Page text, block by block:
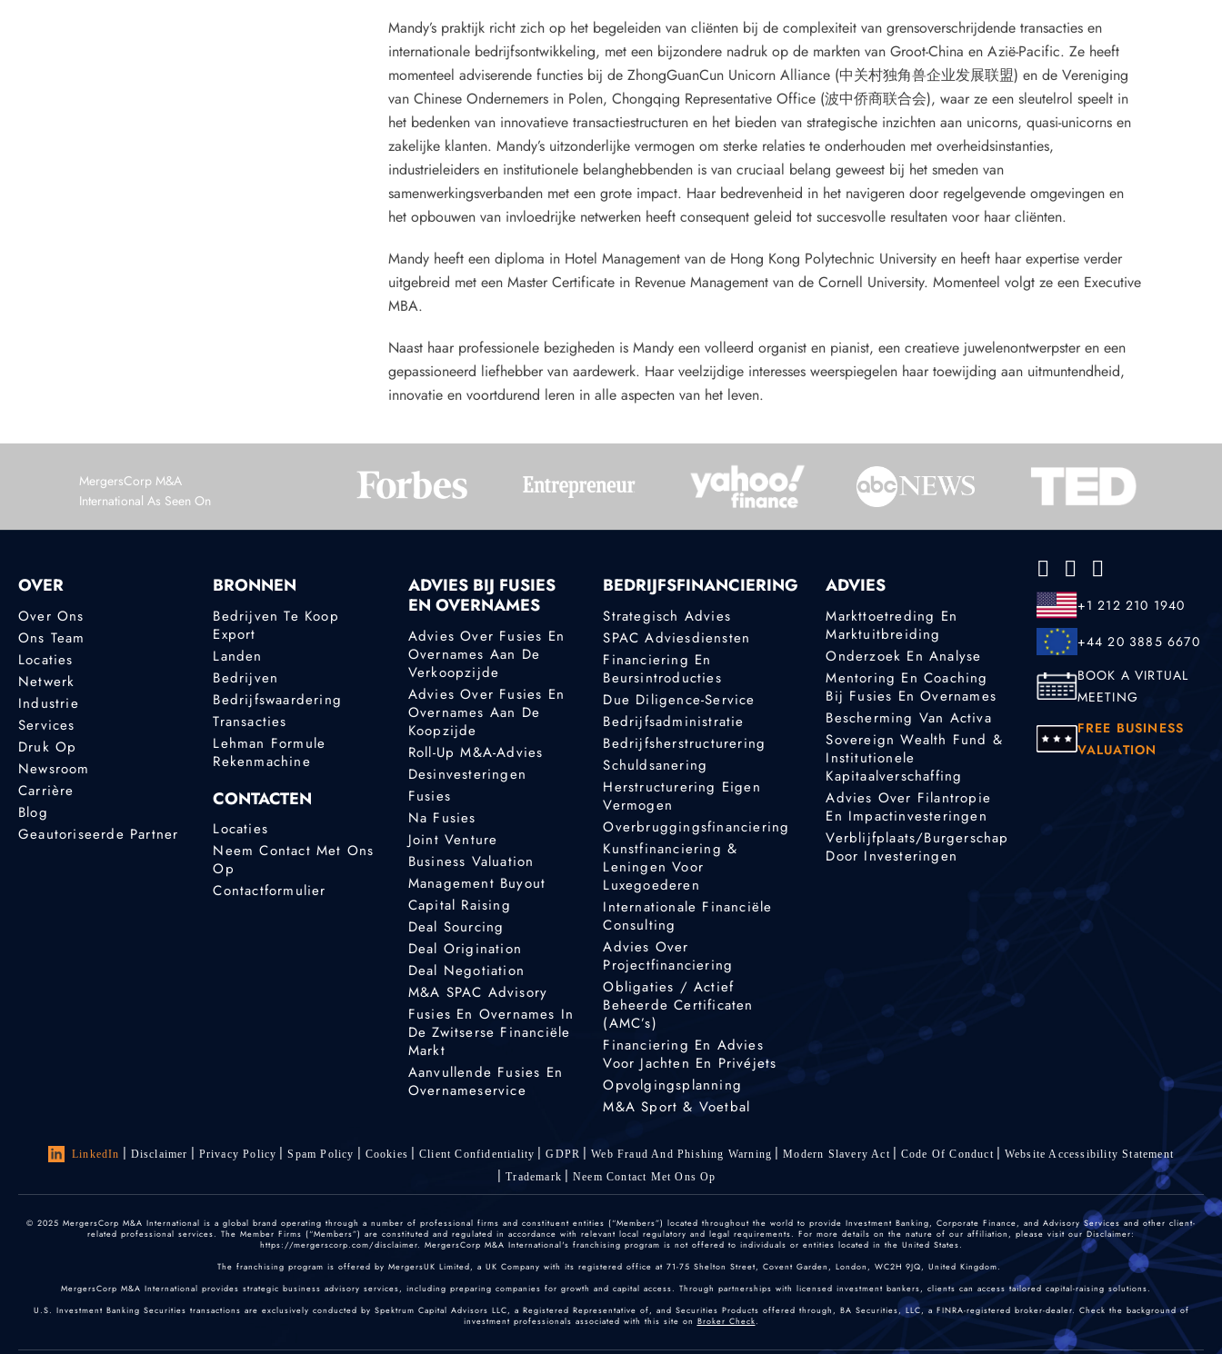
Mandy’s praktijk richt zich op het begeleiden van cliënten bij de complexiteit van grensoverschrijdende transacties en
internationale bedrijfsontwikkeling, met een bijzondere nadruk op de markten van Groot-China en Azië-Pacific. Ze heeft
momenteel adviserende functies bij de ZhongGuanCun Unicorn Alliance (中关村独角兽企业发展联盟) en de Vereniging
van Chinese Ondernemers in Polen, Chongqing Representative Office (波中侨商联合会), waar ze een sleutelrol speelt in
het bedenken van innovatieve transactiestructuren en het bieden van strategische inzichten aan unicorns, quasi-unicorns en
zakelijke klanten. Mandy’s uitzonderlijke vermogen om sterke relaties te onderhouden met overheidsinstanties,
industrieleiders en institutionele belanghebbenden is van cruciaal belang geweest bij het smeden van
samenwerkingsverbanden met een grote impact. Haar bedrevenheid in het navigeren door regelgevende omgevingen en
het opbouwen van invloedrijke netwerken heeft consequent geleid tot succesvolle resultaten voor haar cliënten.
Mandy heeft een diploma in Hotel Management van de Hong Kong Polytechnic University en heeft haar expertise verder
uitgebreid met een Master Certificate in Revenue Management van de Cornell University. Momenteel volgt ze een Executive
MBA.
Naast haar professionele bezigheden is Mandy een volleerd organist en pianist, een creatieve juwelenontwerpster en een
gepassioneerd liefhebber van aardewerk. Haar veelzijdige interesses weerspiegelen haar toewijding aan uitmuntendheid,
innovatie en voortdurend leren in alle aspecten van het leven.
MergersCorp M&A
International As Seen On
OVER
Over Ons
Ons Team
Locaties
Netwerk
Industrie
Services
Druk Op
Newsroom
Carrière
Blog
Geautoriseerde Partner
BRONNEN
Bedrijven Te Koop
Export
Landen
Bedrijven
Bedrijfswaardering
Transacties
Lehman Formule
Rekenmachine
CONTACTEN
Locaties
Neem Contact Met Ons
Op
Contactformulier
ADVIES BIJ FUSIES
EN OVERNAMES
Advies Over Fusies En
Overnames Aan De
Verkoopzijde
Advies Over Fusies En
Overnames Aan De
Koopzijde
Roll-Up M&A-Advies
Desinvesteringen
Fusies
Na Fusies
Joint Venture
Business Valuation
Management Buyout
Capital Raising
Deal Sourcing
Deal Origination
Deal Negotiation
M&A SPAC Advisory
Fusies En Overnames In
De Zwitserse Financiële
Markt
Aanvullende Fusies En
Overnameservice
BEDRIJFSFINANCIERING
Strategisch Advies
SPAC Adviesdiensten
Financiering En
Beursintroducties
Due Diligence-Service
Bedrijfsadministratie
Bedrijfsherstructurering
Schuldsanering
Herstructurering Eigen
Vermogen
Overbruggingsfinanciering
Kunstfinanciering &
Leningen Voor
Luxegoederen
Internationale Financiële
Consulting
Advies Over
Projectfinanciering
Obligaties / Actief
Beheerde Certificaten
(AMC’s)
Financiering En Advies
Voor Jachten En Privéjets
Opvolgingsplanning
M&A Sport & Voetbal
ADVIES
Markttoetreding En
Marktuitbreiding
Onderzoek En Analyse
Mentoring En Coaching
Bij Fusies En Overnames
Bescherming Van Activa
Sovereign Wealth Fund &
Institutionele
Kapitaalverschaffing
Advies Over Filantropie
En Impactinvesteringen
Verblijfplaats/burgerschap
Door Investeringen
+1 212 210 1940
+44 20 3885 6670
BOOK A VIRTUAL
MEETING
FREE BUSINESS
VALUATION
LinkedIn Disclaimer Privacy Policy Spam Policy Cookies Client Confidentiality GDPR Web Fraud And Phishing Warning Modern Slavery Act Code Of Conduct
Website Accessibility Statement
Trademark
Neem Contact Met Ons Op
© 2025 MergersCorp M&A International is a global brand operating through a number of professional firms and constituent entities (“Members”) located throughout the world to provide Investment Banking, Corporate Finance, and Advisory Services and other client-
related professional services. The Member Firms (“Members”) are constituted and regulated in accordance with relevant local regulatory and legal requirements. For more details on the nature of our affiliation, please visit our Disclaimer:
https://mergerscorp.com/disclaimer. MergersCorp M&A International's franchising program is not offered to individuals or entities located in the United States.
The franchising program is offered by MergersUK Limited, a UK Company with its registered office at 71-75 Shelton Street, Covent Garden, London, WC2H 9JQ, United Kingdom.
MergersCorp M&A International provides strategic business advisory services, including preparing companies for growth and capital access. Through partnerships with licensed investment bankers, clients can access tailored capital-raising solutions.
U.S. Investment Banking Securities transactions are exclusively conducted by Spektrum Capital Advisors LLC, a Registered Representative of, and Securities Products offered through, BA Securities, LLC, a FINRA-registered broker-dealer. Check the background of
investment professionals associated with this site on Broker Check.